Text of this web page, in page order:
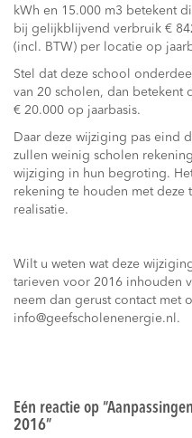
kWh en 15.000 m3 betekent
bij gelijkblijvend verbruik €
(incl. BTW) per locatie op
Stel dat deze school
van 20 scholen, dan betekent
€ 20.000 op jaarbasis.
Daar deze wijziging pas eind
zullen weinig scholen
wijziging in hun begroting.
rekening te houden met deze
realisatie.
Wilt u weten wat deze
tarieven voor 2016 inhouden
neem dan gerust contact met
info@geefscholenenergie.nl.
Eén reactie op “
2016”